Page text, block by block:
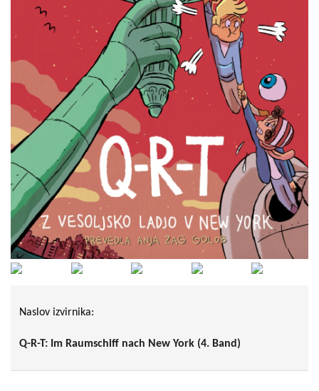
Naslov izvirnika:
Q-R-T: Im Raumschiff nach New York (4. Band)